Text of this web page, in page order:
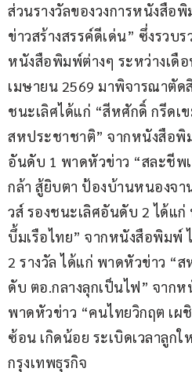
ส่วนรางวัลของวงการหนังสือ
ข่าวสร้างสรรค์ดีเด่น” ซึ่งรวบ
หนังสือพิมพ์ต่างๆ ระหว่างเดื
เมษายน 2569 มาพิจารณาตัด
ชนะเลิศได้แก่ “สีหศักดิ์ กรีดเข
สหประชาชาติ” จากหนังสือพิ
อันดับ 1 พาดหัวข่าว “สละชีพ
กล้า สู้ยิบตา ป้องบ้านหนองจ
วส์ รองชนะเลิศอันดับ 2 ได้แ
บึ้มเรือไทย” จากหนังสือพิมพ์
2 รางวัล ได้แก่ พาดหัวข่าว “
ดับ ตอ.กลางลุกเป็นไฟ” จาก
พาดหัวข่าว “คนไทยวิกฤต เผ
ซ้อน เกิดน้อย ระเบิดเวลาลูก
กรุงเทพธุรกิจ